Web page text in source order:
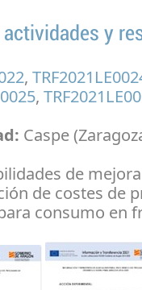
actividades y
,
,
Caspe
de
de costes de
consumo en